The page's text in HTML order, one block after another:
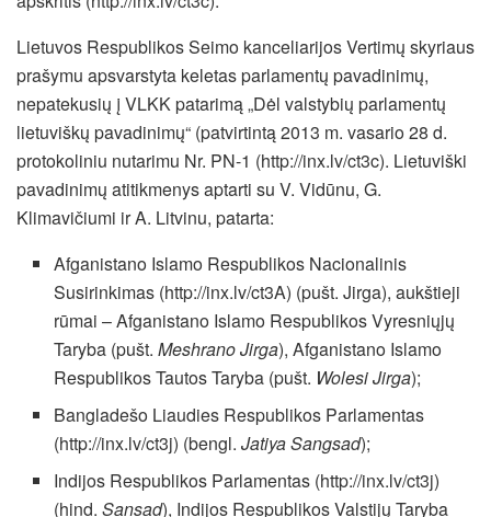
Lietuvos Respublikos Seimo kanceliarijos Vertimų skyriaus
prašymu apsvarstyta keletas parlamentų pavadinimų,
nepatekusių į VLKK patarimą „Dėl valstybių parlamentų
lietuviškų pavadinimų“ (patvirtintą 2013 m. vasario 28 d.
protokoliniu nutarimu Nr. PN-1 (http://inx.lv/ct3c). Lietuviški
pavadinimų atitikmenys aptarti su V. Vidūnu, G.
Klimavičiumi ir A. Litvinu, patarta:
Afganistano Islamo Respublikos Nacionalinis
Susirinkimas (http://inx.lv/ct3A) (pušt. Jirga), aukštieji
rūmai – Afganistano Islamo Respublikos Vyresniųjų
Taryba (pušt.Meshrano Jirga), Afganistano Islamo
Respublikos Tautos Taryba (pušt. Wolesi Jirga);
Bangladešo Liaudies Respublikos Parlamentas
(http://inx.lv/ct3j) (bengl.Jatiya Sangsad);
Indijos Respublikos Parlamentas (http://inx.lv/ct3j)
(hind.Sansad), Indijos Respublikos Valstijų Taryba